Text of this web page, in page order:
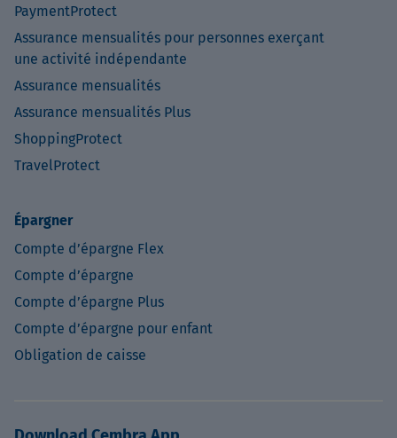
PaymentProtect
Assurance mensualités pour personnes exerçant
une activité indépendante
Assurance mensualités
Assurance mensualités Plus
ShoppingProtect
TravelProtect
Épargner
Compte d’épargne Flex
Compte d’épargne
Compte d’épargne Plus
Compte d’épargne pour enfant
Obligation de caisse